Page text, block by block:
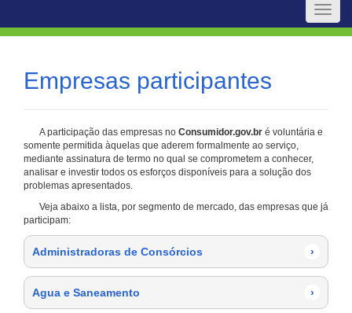
Toggle
Empresas participantes
A participação das empresas no Consumidor.gov.br é voluntária e
somente permitida àquelas que aderem formalmente ao serviço,
mediante assinatura de termo no qual se comprometem a conhecer,
analisar e investir todos os esforços disponíveis para a solução dos
problemas apresentados.
Veja abaixo a lista, por segmento de mercado, das empresas que já
participam:
Administradoras de Consórcios ›
Agua e Saneamento ›